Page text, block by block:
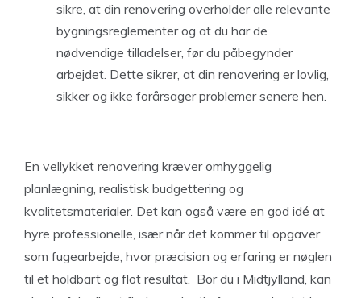
sikre, at din renovering overholder alle relevante
bygningsreglementer og at du har de
nødvendige tilladelser, før du påbegynder
arbejdet. Dette sikrer, at din renovering er lovlig,
sikker og ikke forårsager problemer senere hen.
En vellykket renovering kræver omhyggelig
planlægning, realistisk budgettering og
kvalitetsmaterialer. Det kan også være en god idé at
hyre professionelle, især når det kommer til opgaver
som fugearbejde, hvor præcision og erfaring er nøglen
til et holdbart og flot resultat. Bor du i Midtjylland, kan